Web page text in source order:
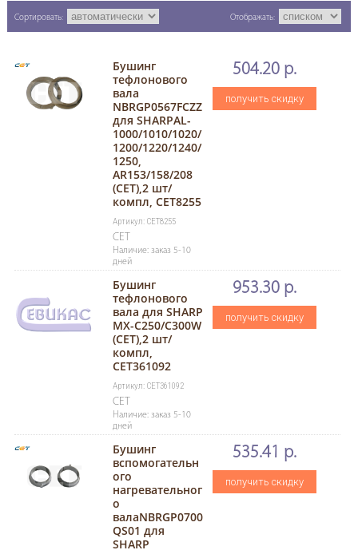
Сортировать: Отображать:
Бушинг
тефлонового
вала
NBRGP0567FCZZ
для SHARPAL-
1000/1010/1020/
1200/1220/1240/
1250,
AR153/158/208
(CET),2 шт/
компл, CET8255
Артикул: CET8255
CET
Наличие: заказ 5-10
дней
504.20 р.
получить скидку
Бушинг
тефлонового
вала для SHARP
MX-C250/C300W
(CET),2 шт/
компл,
CET361092
Артикул: CET361092
CET
Наличие: заказ 5-10
дней
953.30 р.
получить скидку
Бушинг
вспомогательн
ого
нагревательног
о
валаNBRGP0700
QS01 для
SHARP
535.41 р.
получить скидку